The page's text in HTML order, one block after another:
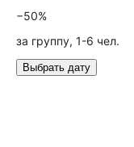
−50%
за группу, 1-6 чел.
Выбрать дату